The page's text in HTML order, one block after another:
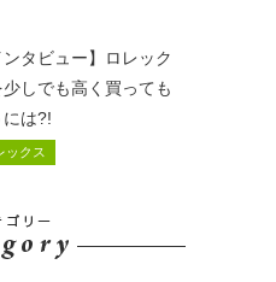
ンタビュー】ロレック
少しでも高く買っても
には?!
ックス